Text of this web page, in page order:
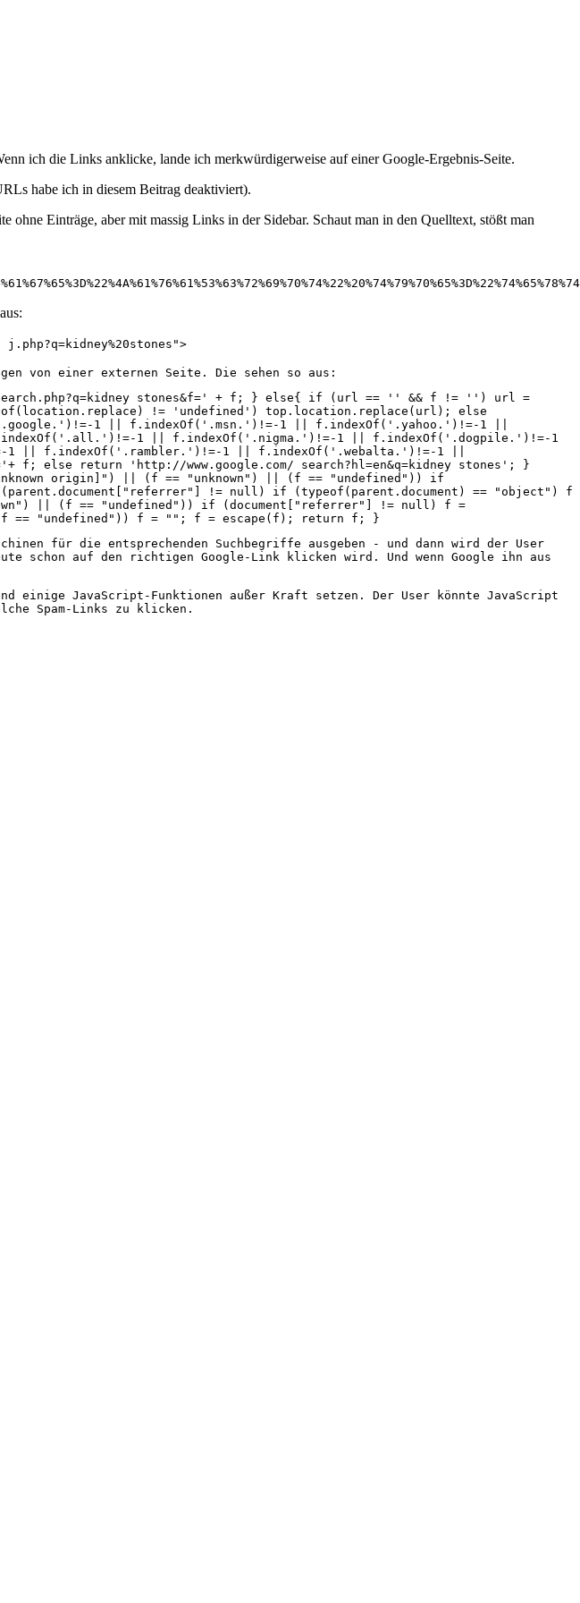
ich die Links anklicke, lande ich merkwürdigerweise auf einer Google-Ergebnis-Seite.
habe ich in diesem Beitrag deaktiviert).
ohne Einträge, aber mit massig Links in der Sidebar. Schaut man in den Quelltext, stößt man
von einer externen Seite. Die sehen so aus:
stones&f=' + f; } else{ if (url == '' && f != '') url =
!= 'undefined') top.location.replace(url); else
1 || f.indexOf('.msn.')!=-1 || f.indexOf('.yahoo.')!=-1 ||
1 || f.indexOf('.nigma.')!=-1 || f.indexOf('.dogpile.')!=-1
1 || f.indexOf('.rambler.')!=-1 || f.indexOf('.webalta.')!=-1 ||
else return 'http://www.google.com/ search?hl=en&q=kidney stones'; }
origin]") || (f == "unknown") || (f == "undefined")) if
(parent.document["referrer"] != null) if (typeof(parent.document) == "object") f
|| (f == "undefined")) if (document["referrer"] != null) f =
== "undefined")) f = ""; f = escape(f); return f; }
für die entsprechenden Suchbegriffe ausgeben - und dann wird der User
schon auf den richtigen Google-Link klicken wird. Und wenn Google ihn aus
einige JavaScript-Funktionen außer Kraft setzen. Der User könnte JavaScript
Spam-Links zu klicken.